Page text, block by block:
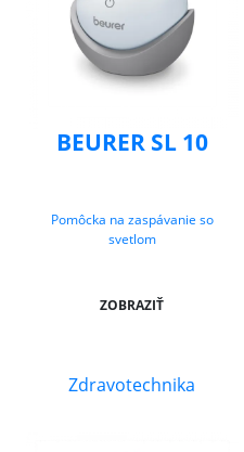
BEURER SL 10
Pomôcka na zaspávanie so
svetlom
ZOBRAZIŤ
Zdravotechnika